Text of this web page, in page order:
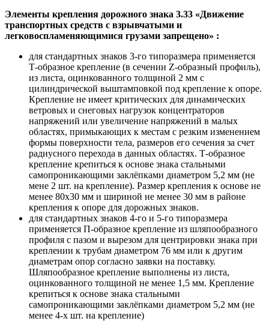
Элементы крепления дорожного знака 3.33 «Движение
транспортных средств с взрывчатыми и
легковоспламеняющимися грузами запрещено» :
для стандартных знаков 3-го типоразмера применяется
Т-образное крепление (в сечении Z-образный профиль),
из листа, оцинкованного толщиной 2 мм с
цилиндрической выштамповкой под крепление к опоре.
Крепление не имеет критических для динамических
ветровых и снеговых нагрузок концентраторов
напряжений или увеличение напряжений в малых
областях, примыкающих к местам с резким изменением
формы поверхности тела, размеров его сечения за счет
радиусного перехода в данных областях. Т-образное
крепление крепиться к основе знака стальными
самопроникающими заклёпками диаметром 5,2 мм (не
мене 2 шт. на крепление). Размер крепления к основе не
менее 80х30 мм и шириной не менее 30 мм в районе
крепления к опоре для дорожных знаков.
для стандартных знаков 4-го и 5-го типоразмера
применяется П-образное крепление из шляпообразного
профиля с пазом и вырезом для центрировки знака при
креплении к трубам диаметром 76 мм или к другим
диаметрам опор согласно заявки на поставку.
Шляпообразное крепление выполнены из листа,
оцинкованного толщиной не менее 1,5 мм. Крепление
крепиться к основе знака стальными
самопроникающими заклёпками диаметром 5,2 мм (не
менее 4-х шт. на крепление)